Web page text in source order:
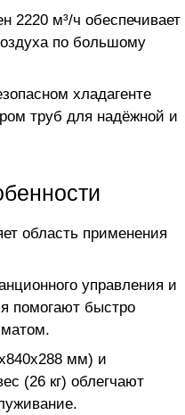
2220 м³/ч обеспечивает
по большому
хладагенте
труб для надёжной и
область применения
управления и
помогают быстро
мм) и
(26 кг) облегчают